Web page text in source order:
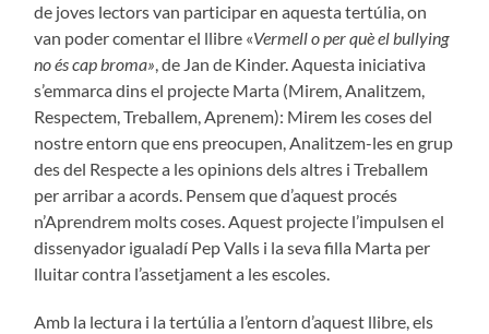
de joves lectors van participar en aquesta tertúlia, on
van poder comentar el llibre «Vermell o per què el bullying
no és cap broma», de Jan de Kinder. Aquesta iniciativa
s’emmarca dins el projecte Marta (Mirem, Analitzem,
Respectem, Treballem, Aprenem): Mirem les coses del
nostre entorn que ens preocupen, Analitzem-les en grup
des del Respecte a les opinions dels altres i Treballem
per arribar a acords. Pensem que d’aquest procés
n’Aprendrem molts coses. Aquest projecte l’impulsen el
dissenyador igualadí Pep Valls i la seva filla Marta per
lluitar contra l’assetjament a les escoles.
Amb la lectura i la tertúlia a l’entorn d’aquest llibre, els